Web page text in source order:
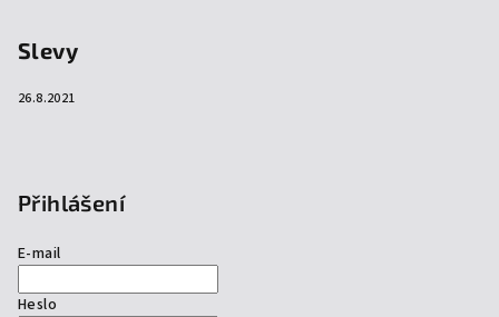
Slevy
26.8.2021
Přihlášení
E-mail
Heslo